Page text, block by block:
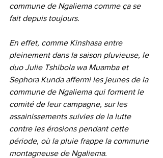
commune de Ngaliema comme ça se
fait depuis toujours.
En effet, comme Kinshasa entre
pleinement dans la saison pluvieuse, le
duo Julie Tshibola wa Muamba et
Sephora Kunda affermi les jeunes de la
commune de Ngaliema qui forment le
comité de leur campagne, sur les
assainissements suivies de la lutte
contre les érosions pendant cette
période, où la pluie frappe la commune
montagneuse de Ngaliema.